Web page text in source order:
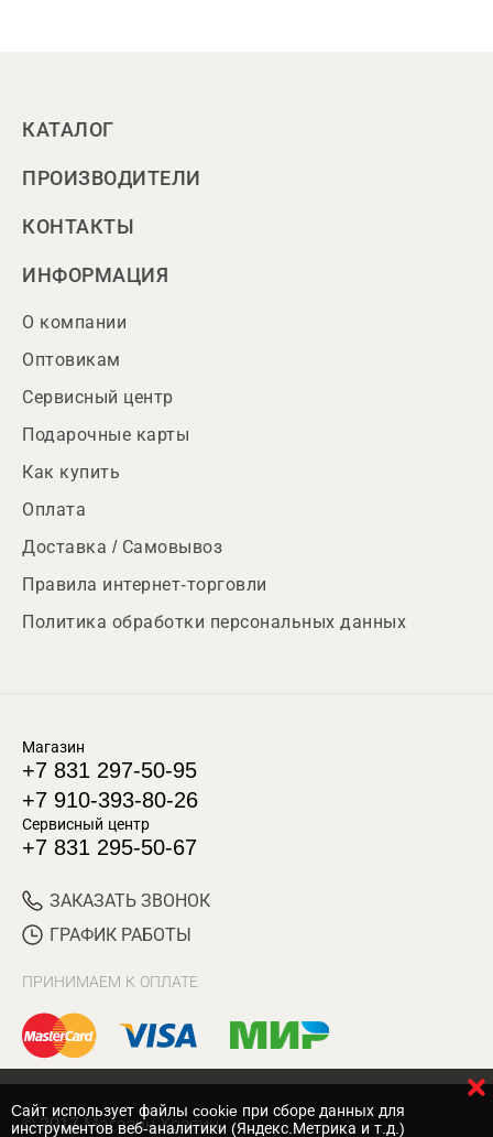
КАТАЛОГ
ПРОИЗВОДИТЕЛИ
КОНТАКТЫ
ИНФОРМАЦИЯ
О компании
Оптовикам
Сервисный центр
Подарочные карты
Как купить
Оплата
Доставка / Самовывоз
Правила интернет-торговли
Политика обработки персональных данных
Магазин
+7 831 297-50-95
+7 910-393-80-26
Сервисный центр
+7 831 295-50-67
ЗАКАЗАТЬ ЗВОНОК
ГРАФИК РАБОТЫ
ПРИНИМАЕМ К ОПЛАТЕ
© 2017 Магазин Хозяин
Cайт использует файлы cookie при сборе данных для
инструментов веб-аналитики (Яндекс.Метрика и т.д.)